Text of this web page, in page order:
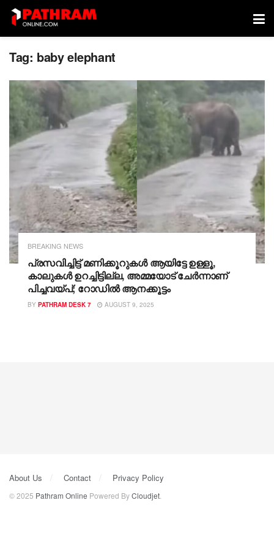
Tag: baby elephant
BREAKING NEWS
പ്രസവിച്ചിട്ട് മണിക്കൂറുകൾ ആയിട്ടേ ഉള്ളൂ,
കാലുകൾ ഉറച്ചിട്ടില്ല, അമ്മയോട് ചേര്‍ന്നാണ്
പിച്ചവയ്പ്; റോഡിൽ ആനക്കൂട്ടം
BY PATHRAM DESK 7 AUGUST 9, 2025
About Us Contact Privacy Policy
© 2025 Pathram Online Powered ByCloudjet